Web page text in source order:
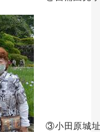
③小田原城